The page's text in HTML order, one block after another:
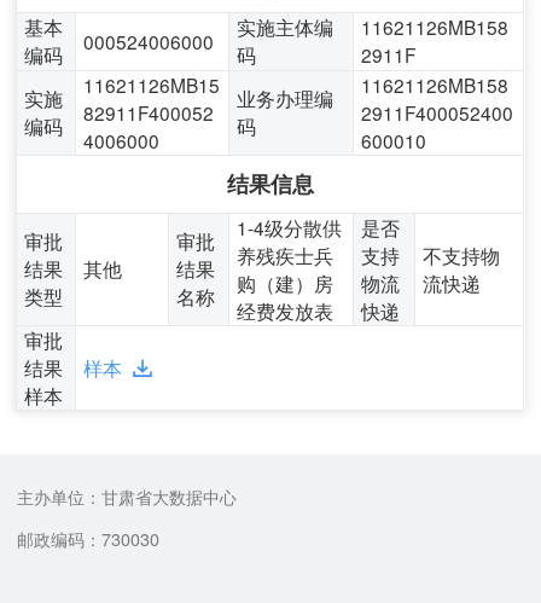
基本
编码
000524006000
实施主体编
码
11621126MB158
2911F
实施
编码
11621126MB15
82911F400052
4006000
业务办理编
码
11621126MB158
2911F400052400
600010
结果信息
审批
结果
类型
其他
审批
结果
名称
1-4级分散供
养残疾士兵
购（建）房
经费发放表
是否
支持
物流
快递
不支持物
流快递
审批
结果
样本
样本
主办单位：甘肃省大数据中心
邮政编码：730030